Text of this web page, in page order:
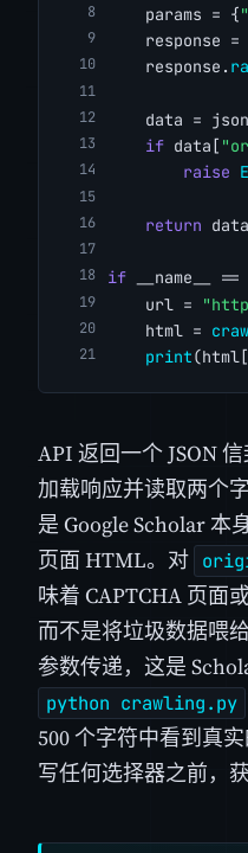
    params = {
response =
    response.
data =
if data[
raise
return
if __name__ ==
    url =
    html =
print
API 返回一个 JSON
加载响应并读取两个字
是 Google Scholar 本
页面 HTML。对
味着 CAPTCHA 页面
而不是将垃圾数据喂
参数传递，这是
python crawling.py
500 个字符中看到真
写任何选择器之前，